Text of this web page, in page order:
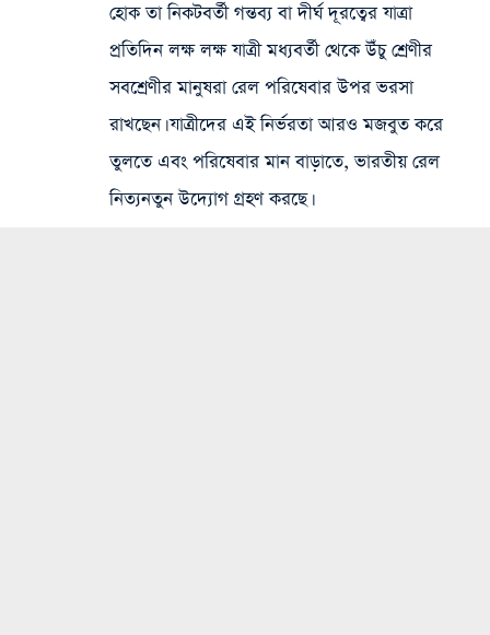
হোক তা নিকটবর্তী গন্তব্য বা দীর্ঘ দূরত্বের যাত্রা
প্রতিদিন লক্ষ লক্ষ যাত্রী মধ্যবর্তী থেকে উঁচু শ্রেণীর
সবশ্রেণীর মানুষরা রেল পরিষেবার উপর ভরসা
রাখছেন। যাত্রীদের এই নির্ভরতা আরও মজবুত করে
তুলতে এবং পরিষেবার মান বাড়াতে, ভারতীয় রেল
নিত্যনতুন উদ্যোগ গ্রহণ করছে।